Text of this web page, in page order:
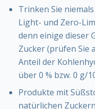
Trinken Sie
Light- und Zero-
denn einige dieser
Zucker (prüfen Sie
Anteil der
über 0 % bzw. 0 g/
Produkte mit
natürlichen